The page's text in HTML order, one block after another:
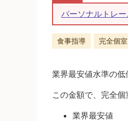
パーソナルトレ
食事指導 完全個室
業界最安値水準の低
この金額で、完全
業界最安値